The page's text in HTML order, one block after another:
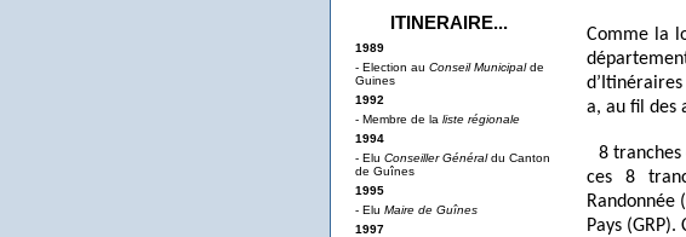
ITINERAIRE...
1989
- Election au Conseil Municipalde
Guines
1992
- Membre de la liste régionale
1994
- Elu Conseiller Généraldu Canton
de Guînes
1995
- Elu Maire de Guînes
1997
Comme la
a, au fil des
8
ces 8
Randonnée
Pays